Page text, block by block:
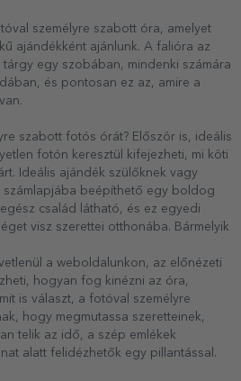
személyre szabott óra, amelyet
ajándékként ajánlunk. A falióra az
egy szobában, mindenki számára
és pontosan ez az, amire a
szabott fotós órát? Először is, ideális
fotón keresztül kifejezheti, mi köti
Ideális ajándék szülőknek vagy
számlapjába beépíthető egy boldog
család látható, és ez egyedi
visz szerettei otthonába. Bármelyik
a weboldalunkon, az előnézeti
hogyan fog kinézni az óra,
is választ, a fotóval személyre
hogy megmutassa szeretteinek,
telik az idő, a szép emlékek
alatt felidézhetők egy pillantással.